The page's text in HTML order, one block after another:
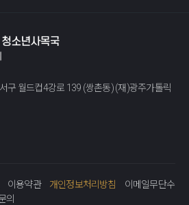
구 월드컵4강로 139 (쌍촌동) (재)광주가톨릭
이용약관 개인정보처리방침
이메일무단수
의